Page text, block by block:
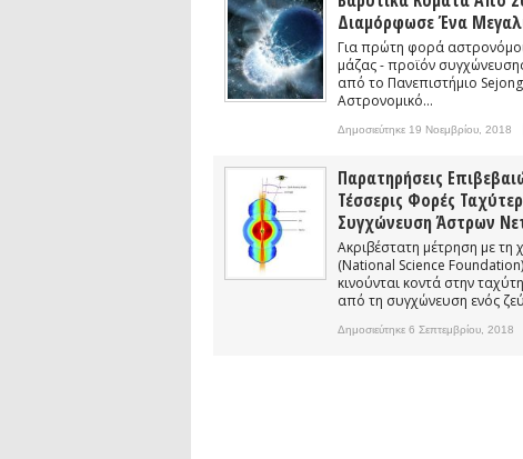
Συνέντευξη: Συζητώντας με τον
1)
podcast: Τι είναι τα Βαρυτικά Κύματα
podcast: Αναζητώντας τα Βαρυτικά
Συνέντευξη: Ο ερευνητής Διονύσης
Διαμόρφωσε Ένα
Για πρώτη φορά
μάζας - προϊόν
από το Πανεπιστήμιο
Αστρονομικό...
Δημοσιεύτηκε 19 Νοεμβρίου, 2018
Παρατηρήσεις
Τέσσερις Φορές
Συγχώνευση Άστρων
Ακριβέστατη μέτρηση με τη
(National Science
κινούνται κοντά στην
από τη συγχώνευση ενός
Δημοσιεύτηκε 6 Σεπτεμβρίου, 2018